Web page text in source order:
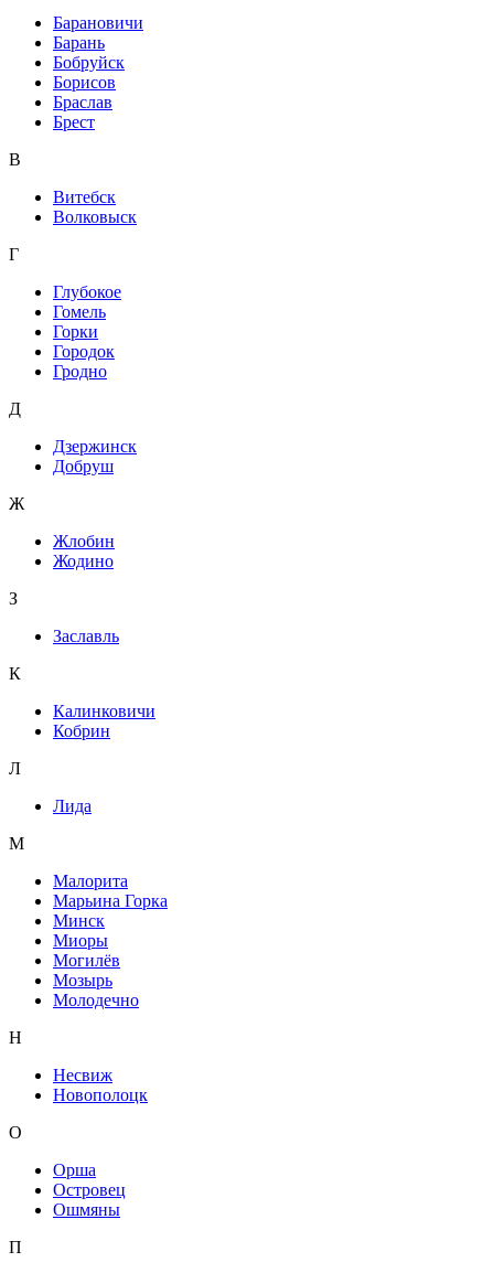
Барановичи
Барань
Бобруйск
Борисов
Браслав
Брест
В
Витебск
Волковыск
Г
Глубокое
Гомель
Горки
Городок
Гродно
Д
Дзержинск
Добруш
Ж
Жлобин
Жодино
З
Заславль
К
Калинковичи
Кобрин
Л
Лида
М
Малорита
Марьина Горка
Минск
Миоры
Могилёв
Мозырь
Молодечно
Н
Несвиж
Новополоцк
О
Орша
Островец
Ошмяны
П